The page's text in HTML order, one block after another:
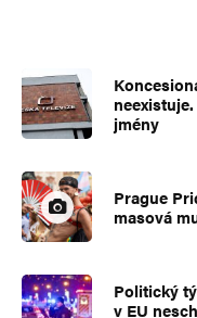
jmény
Prague
masová
Politický
v EU